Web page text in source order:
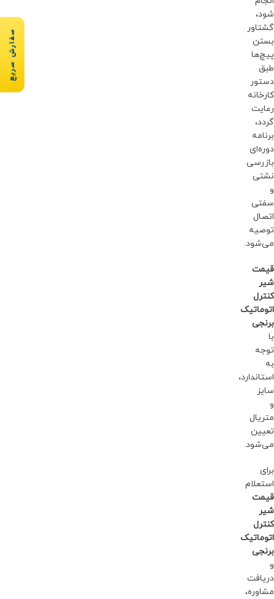
شود،
گشتاور
بستن
پیچ‌ها
طبق
دستور
کارخانه
رعایت
گردد،
برنامه
دوره‌ای
بازرسی
نشتی
و
سفتی
اتصال
توصیه
می‌شود.
قیمت
شیر
کنترل
اتوماتیک
برنجی
با
توجه
به
استاندارد،
سایز
و
متریال
تعیین
می‌شود.
برای
استعلام
قیمت
شیر
کنترل
اتوماتیک
برنجی
و
دریافت
مشاوره،
سفارش سریع